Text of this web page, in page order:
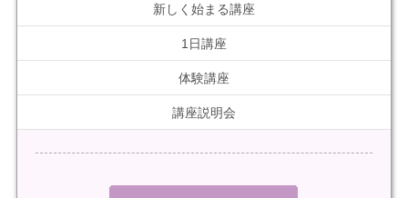
新しく始まる講座
1日講座
体験講座
講座説明会